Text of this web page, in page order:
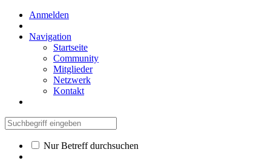
Anmelden
Navigation
Startseite
Community
Mitglieder
Netzwerk
Kontakt
Nur Betreff durchsuchen